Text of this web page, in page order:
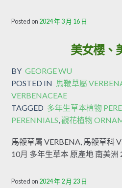
Posted on 2024 年 3 月 16 日
美女櫻、
BY GEORGE WU
POSTED IN 馬鞭草屬
VERBENACEAE
TAGGED 多年生草本植物
PERENNIALS,觀花植物
馬鞭草屬 VERBENA, 馬鞭草科
10月 多年生草本 原產地 南美洲
Posted on 2024 年 2 月 23 日